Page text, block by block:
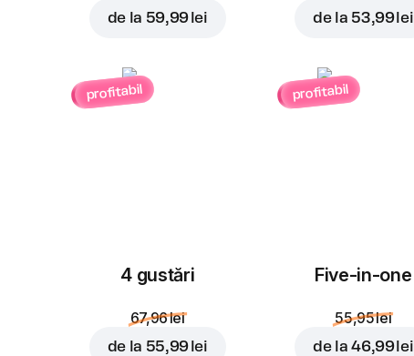
de la 59,99 lei de la 53,99 lei
profitabil
4 gustări
67,96 lei
de la 55,99 lei
profitabil
Five-in-one
55,95 lei
de la46,99 lei